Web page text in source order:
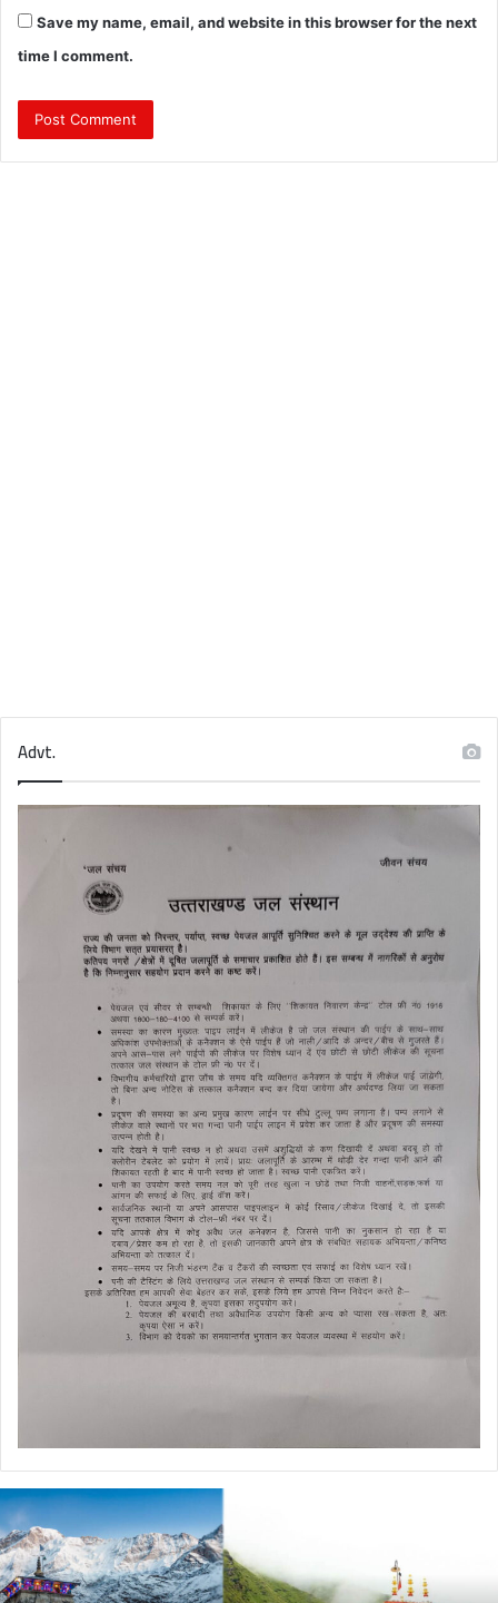
Save my name, email, and website in this browser for the next
time I comment.
Advt.
डेंगू
और
चिकनगुनिया
को
लेकर